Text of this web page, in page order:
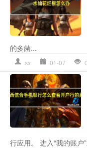
的多菌...
sx 01-07 0
行应用。 进入“我的账